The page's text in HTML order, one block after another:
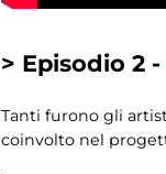
> Episodio 2 -
Tanti furono gli
coinvolto nel